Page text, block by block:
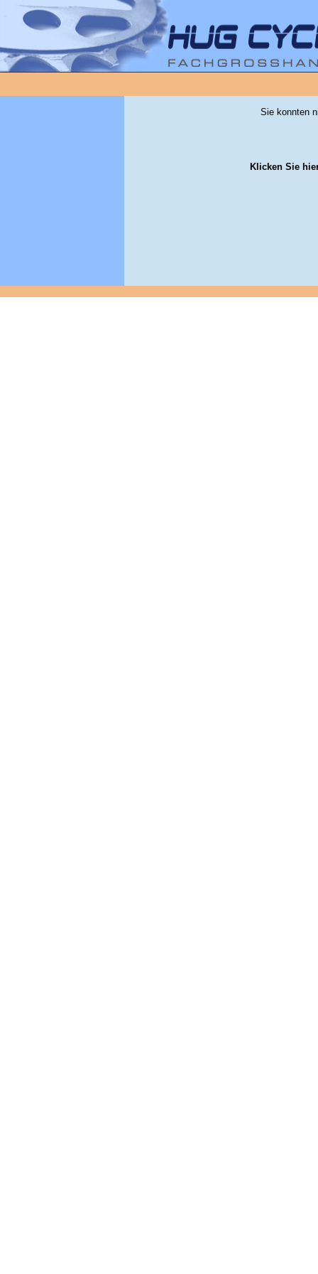
Sie konnten
Klicken Sie